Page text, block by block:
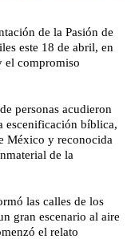
de la Pasión de
este 18 de abril, en
el compromiso
personas acudieron
escenificación bíblica,
México y reconocida
de la
las calles de los
gran escenario al aire
el relato